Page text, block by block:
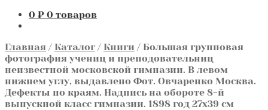
0 ₽ 0 товаров
Главная / Каталог / Книги / Большая групповая
фотография учениц и преподовательниц
неизвестной московской гимназии. В левом
нижнем углу, выдавлено Фот. Овчаренко Москва.
Дефекты по краям. Надпись на обороте 8-й
выпускной класс гимназии. 1898 год 27х39 см